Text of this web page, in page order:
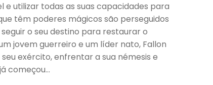
e utilizar todas as suas capacidades para
têm poderes mágicos são perseguidos
o seu destino para restaurar o
jovem guerreiro e um líder nato, Fallon
exército, enfrentar a sua némesis e
começou…